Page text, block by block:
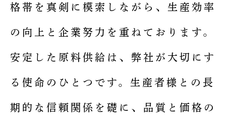
格帯を真剣に模索しながら、生産効率
の向上と企業努力を重ねております。
安定した原料供給は、弊社が大切にす
る使命のひとつです。生産者様との長
期的な信頼関係を礎に、品質と価格の